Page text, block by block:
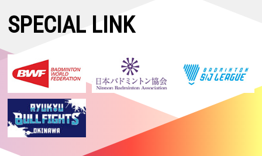
SPECIAL LINK